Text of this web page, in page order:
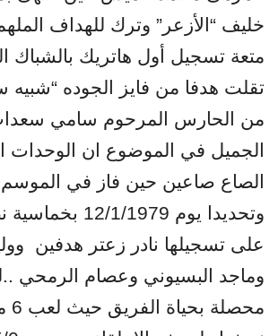
خليف “الأزعر” وترك للهداف
متعة تسجيل أول هاتريك بالشباك
تقلت هدفا من فايز الجوده
من الحارس المرحوم سامي
الجميل في الموضوع ان الوحدات
الصاع صاعين حين فاز في الموسم
وتحديدا يوم 12/1/
على تسجيلها نادر زعتر هدفين
وماجد البسيوني وعصام الرمحي